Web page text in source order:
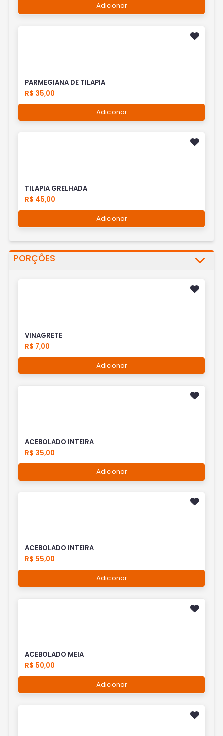
Adicionar
PARMEGIANA DE TILAPIA
R$ 35,00
Adicionar
TILAPIA GRELHADA
R$ 45,00
Adicionar
PORÇÕES
VINAGRETE
R$ 7,00
Adicionar
ACEBOLADO INTEIRA
R$ 35,00
Adicionar
ACEBOLADO INTEIRA
R$ 55,00
Adicionar
ACEBOLADO MEIA
R$ 50,00
Adicionar